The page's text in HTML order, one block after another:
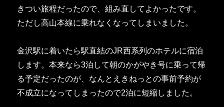
きつい旅程だったので、組み直してよかったです。
ただし高山本線に乗れなくなってしまいました。
金沢駅に着いたら駅直結のJR西系列のホテルに宿泊
します。本来なら3泊して朝のかがやき号に乗って帰
る予定だったのが、なんとえきねっとの事前予約が
不成立になってしまったので2泊に短縮しました。